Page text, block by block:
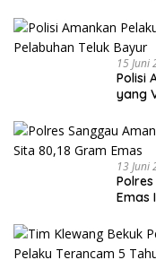
15 Juni
Polisi
yang
13 Juni
Emas